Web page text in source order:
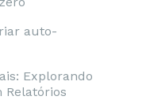
auto-
Explorando
Relatórios